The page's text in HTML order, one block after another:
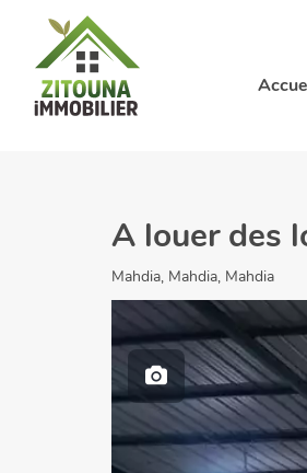
A louer des
Mahdia, Mahdia, Mahdia